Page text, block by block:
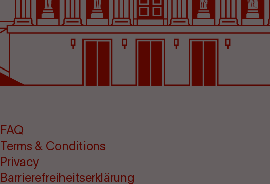
FAQ
Terms & Conditions
Privacy
Barrierefreiheitserklärung